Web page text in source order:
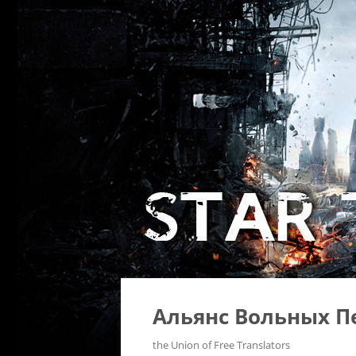
Альянс Вольных
the Union of Free Translators